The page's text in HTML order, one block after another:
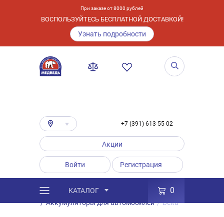
При заказе от 8000 рублей
ВОСПОЛЬЗУЙТЕСЬ БЕСПЛАТНОЙ ДОСТАВКОЙ!
Узнать подробности
+7 (391) 613-55-02
Акции
Войти Регистрация
КАТАЛОГ 0
Каталог / Товары
Аккумуляторы
/ Аккумуляторы для автомобилей / Delta